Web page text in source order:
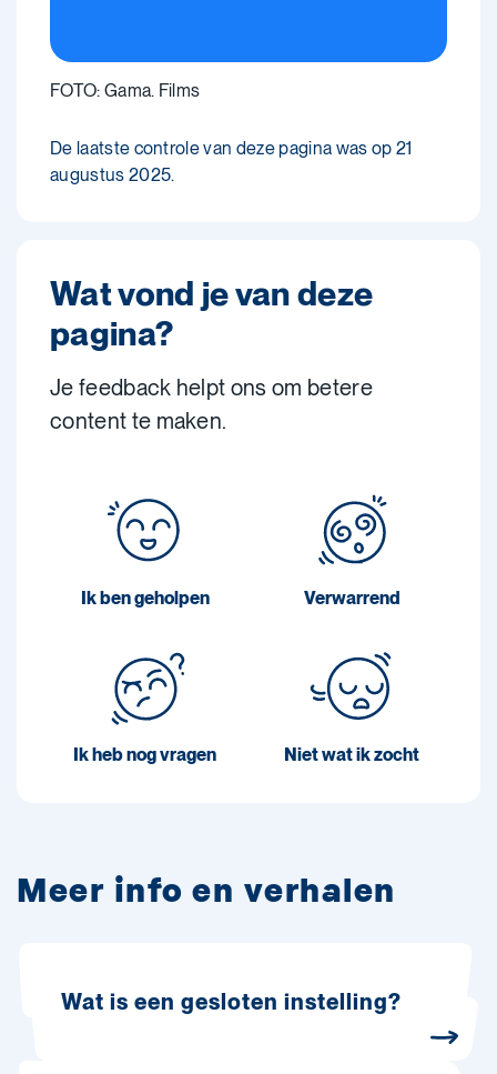
FOTO: Gama. Films
De laatste controle van deze pagina was op 21
augustus 2025.
Wat vond je van deze
pagina?
Je feedback helpt ons om betere
content te maken.
Ik ben geholpen Verwarrend
Ik heb nog vragen Niet wat ik zocht
Meer info en verhalen
Wat is een gesloten instelling?